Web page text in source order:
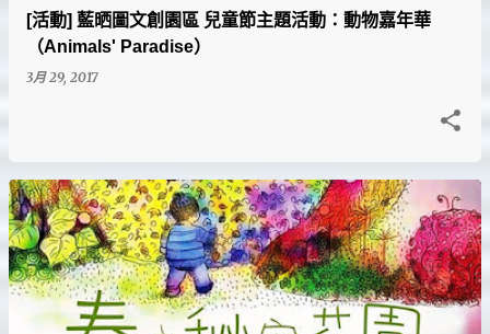
[活動] 藍晒圖文創園區 兒童節主題活動：動物嘉年華
（Animals' Paradise）
3月 29, 2017